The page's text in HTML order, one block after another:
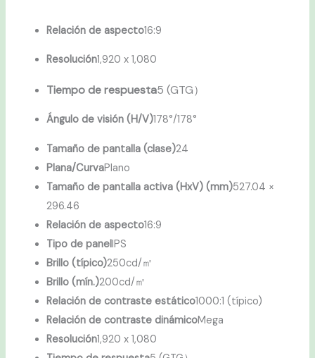
Relación de aspecto16:9
Resolución1,920 x 1,080
Tiempo de respuesta5 (GTG）
Ángulo de visión (H/V)178°/178°
Tamaño de pantalla (clase)24
Plana/CurvaPlano
Tamaño de pantalla activa (HxV) (mm)527.04 ×
296.46
Relación de aspecto16:9
Tipo de panelIPS
Brillo (típico)250cd/㎡
Brillo (mín.)200cd/㎡
Relación de contraste estático1000:1 (típico)
Relación de contraste dinámicoMega
Resolución1,920 x 1,080